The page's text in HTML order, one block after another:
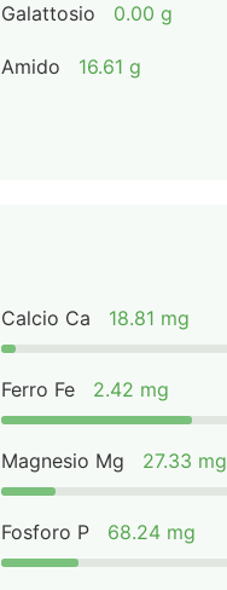
Galattosio 0.00 g
Amido 16.61 g
Calcio Ca 18.81 mg
Ferro Fe 2.42 mg
Magnesio Mg 27.33 mg
Fosforo P 68.24 mg